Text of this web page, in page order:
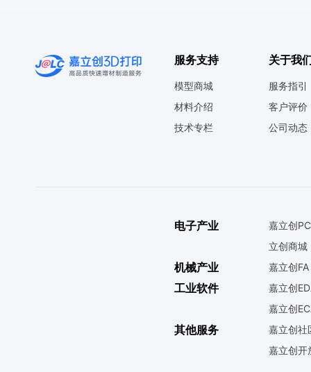
服务支持
模型商城
材料介绍
技术专栏
关于我
服务指引
客户评价
公司动态
电子产业
嘉立创
立创商城
机械产业 嘉立创FA
工业软件
嘉立创
嘉立创
其他服务
嘉立创社
嘉立创开